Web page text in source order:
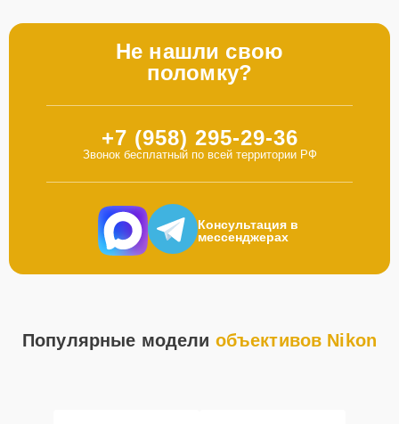
Не нашли свою
поломку?
+7 (958) 295-29-36
Звонок бесплатный по всей территории РФ
Консультация в
мессенджерах
Популярные модели объективов Nikon